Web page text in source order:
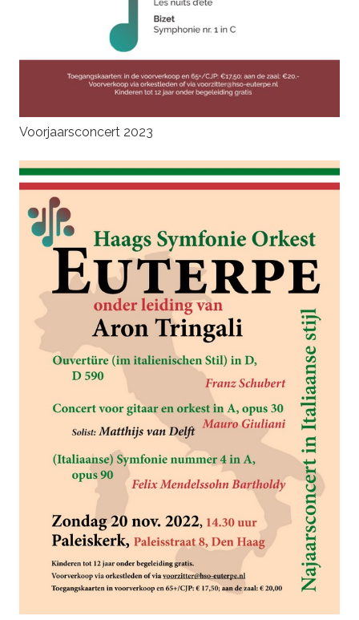
Voorjaarsconcert 2023